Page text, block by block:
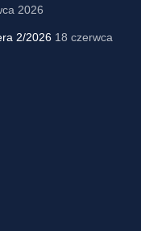
2026
2/2026 18 czerwca